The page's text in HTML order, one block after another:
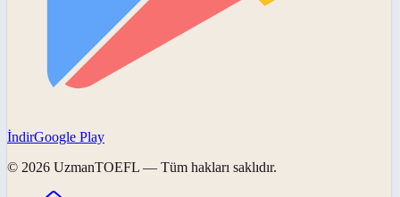
İndirGoogle Play
© 2026 UzmanTOEFL — Tüm hakları saklıdır.